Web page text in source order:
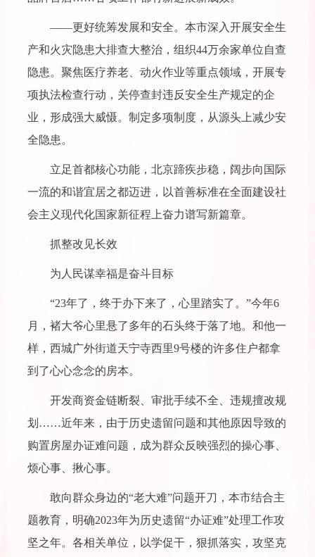
——更好统筹发展和安全。本市深入开展安全生
产和火灾隐患大排查大整治，组织44万余家单位自查
隐患。聚焦医疗养老、动火作业等重点领域，开展专
项执法检查行动，关停查封违反安全生产规定的企
业，形成强大威慑。制定多项制度，从源头上减少安
全隐患。
立足首都核心功能，北京蹄疾步稳，阔步向国际
一流的和谐宜居之都迈进，以首善标准在全面建设社
会主义现代化国家新征程上奋力谱写新篇章。
抓整改见长效
为人民谋幸福是奋斗目标
“23年了，终于办下来了，心里踏实了。”今年6
月，褚大爷心里悬了多年的石头终于落了地。和他一
样，西城广外街道天宁寺西里9号楼的许多住户都拿
到了心心念念的房本。
开发商资金链断裂、审批手续不全、违规擅改规
划……近年来，由于历史遗留问题和其他原因导致的
购置房屋办证难问题，成为群众反映强烈的操心事、
烦心事、揪心事。
敢向群众身边的“老大难”问题开刀，本市结合主
题教育，明确2023年为历史遗留“办证难”处理工作攻
坚之年。各相关单位，以学促干，狠抓落实，攻坚克